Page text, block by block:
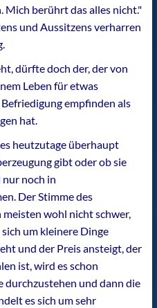
Mich berührt das alles nicht."
und Aussitzens verharren
dürfte doch der, der von
Leben für etwas
empfinden als
hat.
heutzutage überhaupt
gibt oder ob sie
noch in
Der Stimme des
wohl nicht schwer,
um kleinere Dinge
und der Preis ansteigt, der
ist, wird es schon
durchzustehen und dann die
es sich um sehr